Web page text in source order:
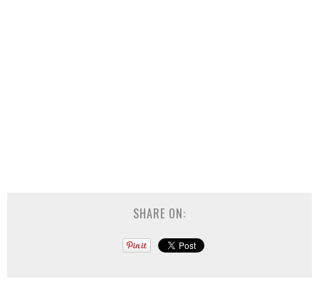
SHARE ON: